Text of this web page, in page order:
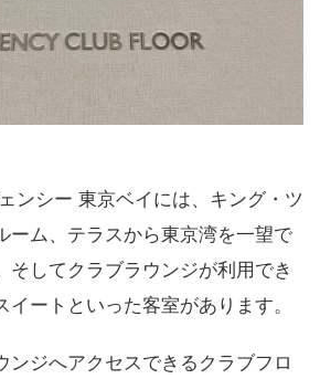
ンシー 東京ベイには、キング・ツ
ーム、テラスから東京湾を一望で
そしてクラブラウンジが利用でき
イートといった客室があります。
ンジへアクセスできるクラブフロ